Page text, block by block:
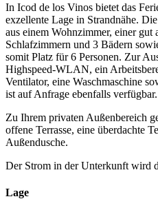
In Icod de los Vinos bietet das
exzellente Lage in Strandnähe.
aus einem Wohnzimmer, einer gut
Schlafzimmern und 3 Bädern
somit Platz für 6 Personen. Zur
Highspeed-WLAN, ein
Ventilator, eine Waschmaschine
ist auf Anfrage ebenfalls verfügbar.
Zu Ihrem privaten Außenbereich
offene Terrasse, eine überdachte
Außendusche.
Der Strom in der Unterkunft wird
Lage